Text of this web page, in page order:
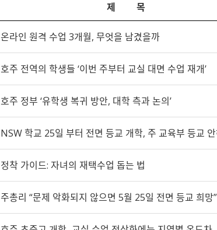
제 목
온라인 원격 수업 3개월, 무엇을 남겼을까
호주 전역의 학생들 ‘이번 주부터 교실 대면 수업 재개’
호주 정부 ‘유학생 복귀 방안, 대학 측과 논의’
NSW 학교 25일 부터 전면 등교 개학, 주 교육부 등교
정착 가이드: 자녀의 재택수업 돕는 법
주총리 “문제 악화되지 않으면 5월 25일 전면 등교 희망”